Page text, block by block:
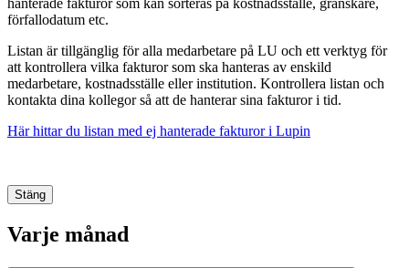
förfallodatum etc.
Listan är tillgänglig för alla medarbetare på LU och ett verktyg för
att kontrollera vilka fakturor som ska hanteras av enskild
medarbetare, kostnadsställe eller institution. Kontrollera listan och
kontakta dina kollegor så att de hanterar sina fakturor i tid.
Här hittar du listan med ej hanterade fakturor i Lupin
Stäng
Varje månad